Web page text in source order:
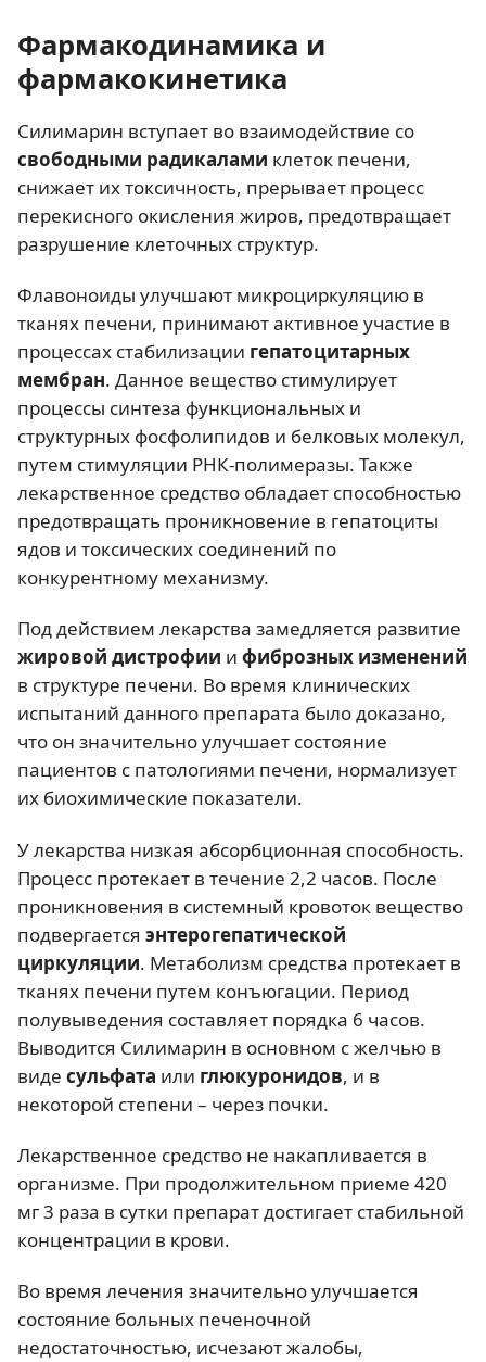
Фармакодинамика и
фармакокинетика
Силимарин вступает во взаимодействие со
свободными радикалами клеток печени,
снижает их токсичность, прерывает процесс
перекисного окисления жиров, предотвращает
разрушение клеточных структур.
Флавоноиды улучшают микроциркуляцию в
тканях печени, принимают активное участие в
процессах стабилизации гепатоцитарных
мембран. Данное вещество стимулирует
процессы синтеза функциональных и
структурных фосфолипидов и белковых молекул,
путем стимуляции РНК-полимеразы. Также
лекарственное средство обладает способностью
предотвращать проникновение в гепатоциты
ядов и токсических соединений по
конкурентному механизму.
Под действием лекарства замедляется развитие
жировой дистрофии и фиброзных изменений
в структуре печени. Во время клинических
испытаний данного препарата было доказано,
что он значительно улучшает состояние
пациентов с патологиями печени, нормализует
их биохимические показатели.
У лекарства низкая абсорбционная способность.
Процесс протекает в течение 2,2 часов. После
проникновения в системный кровоток вещество
подвергается энтерогепатической
циркуляции. Метаболизм средства протекает в
тканях печени путем конъюгации. Период
полувыведения составляет порядка 6 часов.
Выводится Силимарин в основном с желчью в
виде сульфата или глюкуронидов, и в
некоторой степени – через почки.
Лекарственное средство не накапливается в
организме. При продолжительном приеме 420
мг 3 раза в сутки препарат достигает стабильной
концентрации в крови.
Во время лечения значительно улучшается
состояние больных печеночной
недостаточностью, исчезают жалобы,